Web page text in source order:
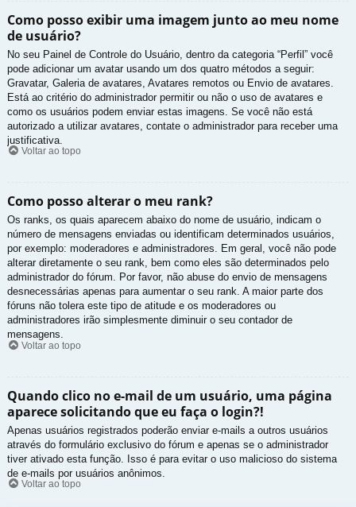
Como posso exibir uma imagem junto ao meu nome
de usuário?
No seu Painel de Controle do Usuário, dentro da categoria “Perfil” você
pode adicionar um avatar usando um dos quatro métodos a seguir:
Gravatar, Galeria de avatares, Avatares remotos ou Envio de avatares.
Está ao critério do administrador permitir ou não o uso de avatares e
como os usuários podem enviar estas imagens. Se você não está
autorizado a utilizar avatares, contate o administrador para receber uma
justificativa.
Voltar ao topo
Como posso alterar o meu rank?
Os ranks, os quais aparecem abaixo do nome de usuário, indicam o
número de mensagens enviadas ou identificam determinados usuários,
por exemplo: moderadores e administradores. Em geral, você não pode
alterar diretamente o seu rank, bem como eles são determinados pelo
administrador do fórum. Por favor, não abuse do envio de mensagens
desnecessárias apenas para aumentar o seu rank. A maior parte dos
fóruns não tolera este tipo de atitude e os moderadores ou
administradores irão simplesmente diminuir o seu contador de
mensagens.
Voltar ao topo
Quando clico no e-mail de um usuário, uma página
aparece solicitando que eu faça o login?!
Apenas usuários registrados poderão enviar e-mails a outros usuários
através do formulário exclusivo do fórum e apenas se o administrador
tiver ativado esta função. Isso é para evitar o uso malicioso do sistema
de e-mails por usuários anônimos.
Voltar ao topo